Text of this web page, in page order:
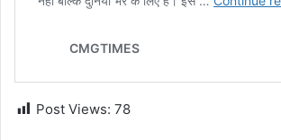
Post Views: 78